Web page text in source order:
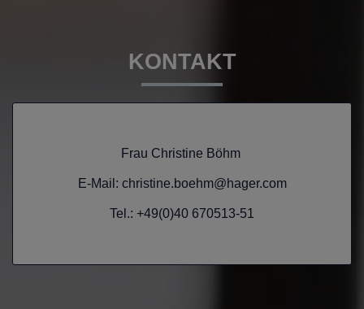
KONTAKT
Frau Christine Böhm
E-Mail: christine.boehm@hager.com
Tel.: +49(0)40 670513-51